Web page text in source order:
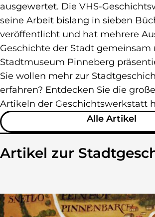
ausgewertet. Die VHS-
seine Arbeit bislang in sieben
veröffentlicht und hat mehrere
Geschichte der Stadt
Stadtmuseum Pinneberg
Sie wollen mehr zur
erfahren? Entdecken Sie die
Artikeln der Geschichtswerkstatt
Alle Artikelzu
Artikel zur